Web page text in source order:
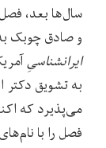
سال‌ها بعد،
و صادق چوبک
ایرانشناسیِ
به تشویق دکتر
می‌پذیرد که
فصل را با